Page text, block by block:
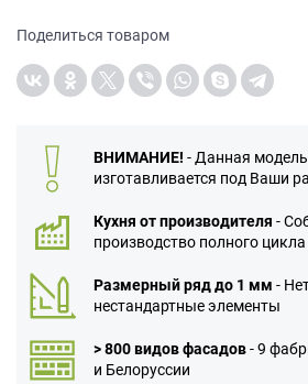
Поделиться товаром
ВНИМАНИЕ! - Данная
изготавливается под Ваши
Кухня от производителя -
производство полного цикла
Размерный ряд до 1 мм -
нестандартные элементы
> 800 видов фасадов- 9
и Белоруссии